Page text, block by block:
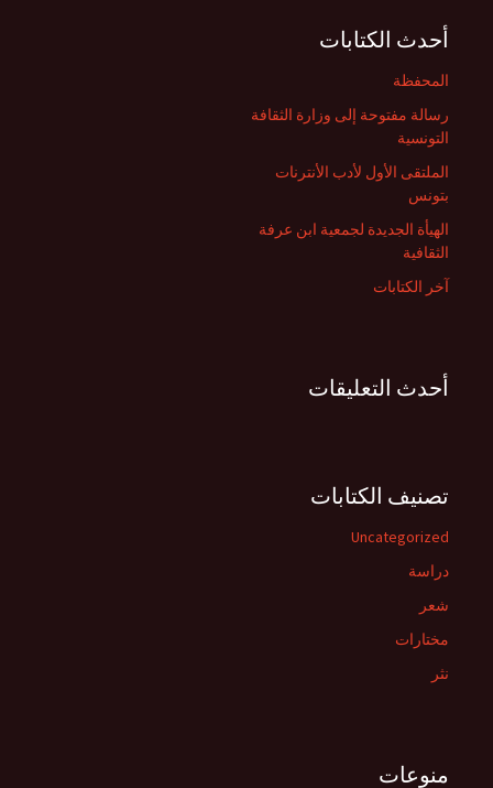
ث
ع
ن
أحدث الكتابات
المحفظة
رسالة مفتوحة إلى وزارة الثقافة
التونسية
الملتقى الأول لأدب الأنترنات
بتونس
الهيأة الجديدة لجمعية ابن عرفة
الثقافية
آخر الكتابات
أحدث التعليقات
تصنيف الكتابات
Uncategorized
دراسة
شعر
مختارات
نثر
منوعات